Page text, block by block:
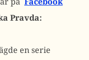
Pravda:
en serie